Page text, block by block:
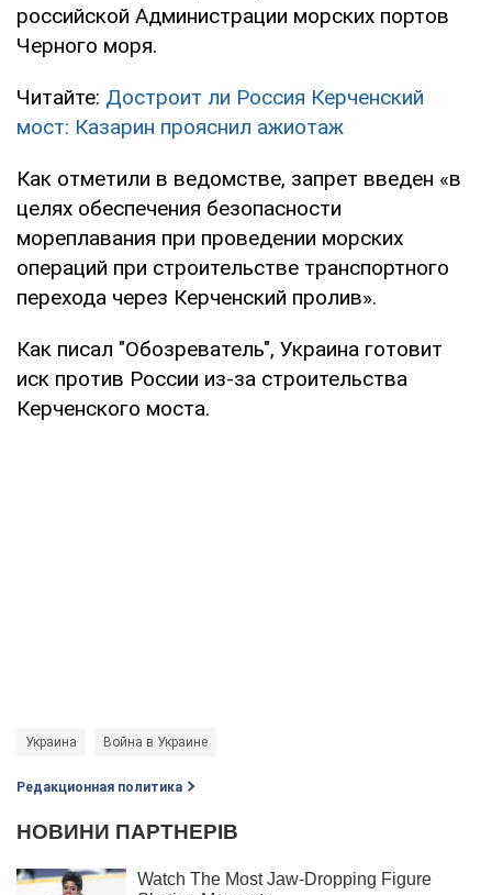
российской Администрации морских портов
Черного моря.
Читайте: Достроит ли Россия Керченский
мост: Казарин прояснил ажиотаж
Как отметили в ведомстве, запрет введен «в
целях обеспечения безопасности
мореплавания при проведении морских
операций при строительстве транспортного
перехода через Керченский пролив».
Как писал "Обозреватель", Украина готовит
иск против России из-за строительства
Керченского моста.
Украина Война в Украине
Редакционная политика